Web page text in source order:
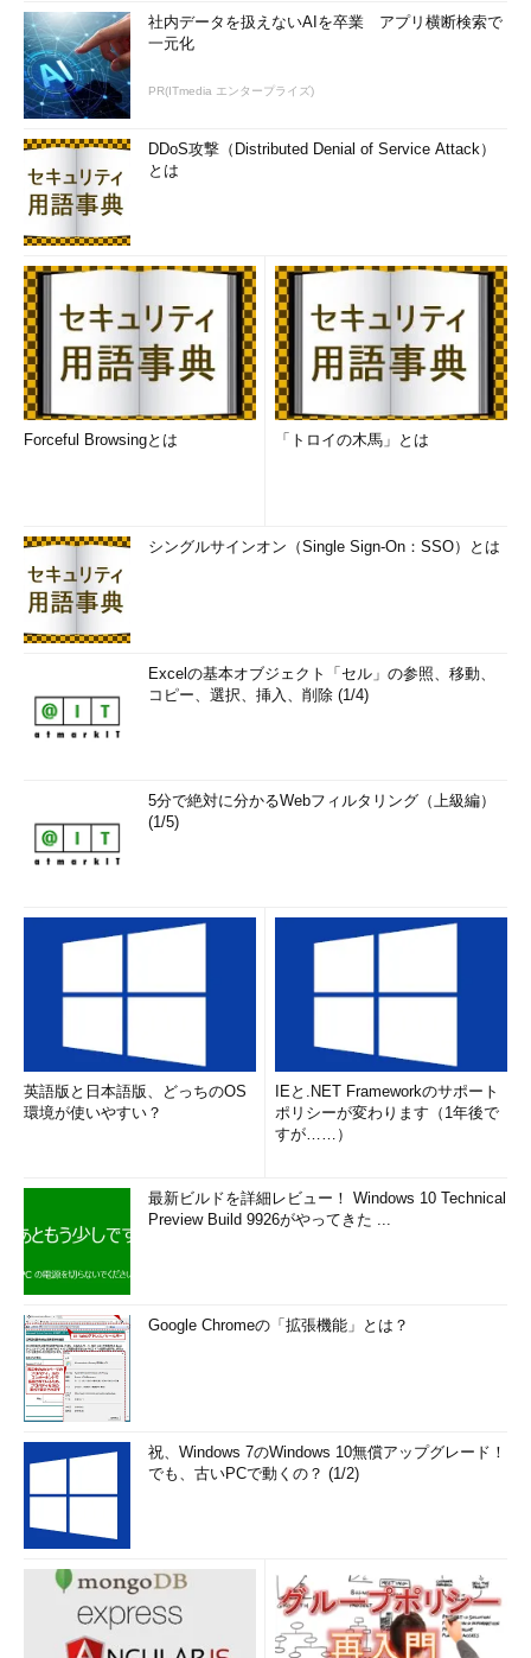
ブロックチェーンの過去のデータを改ざんするには、ハッシュ
で連結された全ノードにコピーされたデータのうち、半分以上を
書き換える必要があります。これは現実的に不可能です。
ブロックチェーンの概念図（出典：クーガー）
──改ざん不可能という特性が大事になるということですね。先
ほどは学習データの監査の例を挙げていましたが、他にブロック
有効となる分野は、データを追跡、監査するニーズがあり、あま
りスピードが求められない分野です。
サプライチェーン分野は最適な分野の1つでしょう。原材料や
加工途中の段階などをトレース（追跡）可能なように記録して、
透明性を持たせる使い方が考えられます。例えばアパレル業界で
素材を作っている側はなるべく欠陥を少なく見せたい一方で、素
材を仕入れる側は欠陥品を見つけて排除したい。こうした利益相
Bitcoin、Ethereum、Hyperledger Fabricに注目
に考えていますか。
いけません。
大枠として「Bitcoin Core」「 Ethereum」「Hyperledger
Fabric」という3つのグループが代表的です。
Bitcoin Coreは「パーミッションレス型」という誰でもノード
として参加可能なブロックチェーンで、仮想通貨に特化していま
たノードだけが参加可能なブロックチェーンです。許可されたノ
ードのみが参加するので、悪意があるノードが入る可能性が低
く、安全性が確保できるため、エンタープライズ分野での活用が
期待されています。
Ethereumはパーミッションレス型のブロックチェーンで、ブ
ロックチェーン上で動く「コントラクト」というプログラムの開
に記述できるため、Ethereumを使ったさまざまなアプリケーシ
ョンが登場しています。
最近、EEA（Enterprise Ethereum Alliance）という組織が立ち
上がり、私たちもメンバーになりました。Ethereumをベース
社内データを扱えないAIを卒業 アプリ横断検索で
一元化
PR(ITmedia エンタープライズ)
DDoS攻撃（Distributed Denial of Service Attack）
とは
Forceful Browsingとは 「トロイの木馬」とは
シングルサインオン（Single Sign-On：SSO）とは
Excelの基本オブジェクト「セル」の参照、移動、
コピー、選択、挿入、削除 (1/4)
5分で絶対に分かるWebフィルタリング（上級編）
(1/5)
英語版と日本語版、どっちのOS
環境が使いやすい？
IEと.NET Frameworkのサポート
ポリシーが変わります（1年後で
すが……）
最新ビルドを詳細レビュー！ Windows 10 Technical
Preview Build 9926がやってきた ...
Google Chromeの「拡張機能」とは？
祝、Windows 7のWindows 10無償アップグレード！
でも、古いPCで動くの？ (1/2)